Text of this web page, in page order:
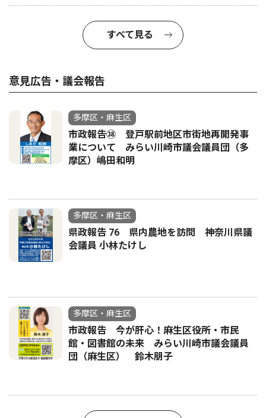
すべて見る
意見広告・議会報告
多摩区・麻生区
市政報告㊳ 登戸駅前地区市街地再開発事
業について みらい川崎市議会議員団（多
摩区）嶋田和明
多摩区・麻生区
県政報告 76 県内農地を訪問 神奈川県議
会議員 小林たけし
多摩区・麻生区
市政報告 今が肝心！麻生区役所・市民
館・図書館の未来 みらい川崎市議会議員
団（麻生区） 鈴木朋子